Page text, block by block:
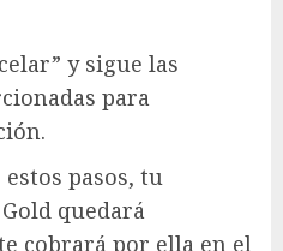
y sigue las
para
pasos, tu
quedará
cobrará por ella en el